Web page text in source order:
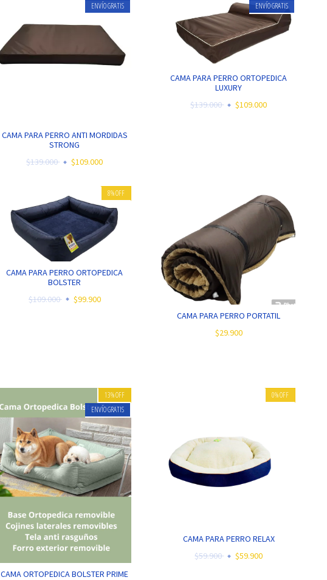
ENVÍO GRATIS
CAMA PARA PERRO ANTI MORDIDAS
STRONG
$139.000
$109.000
ENVÍO GRATIS
CAMA PARA PERRO ORTOPEDICA
LUXURY
$139.000
$109.000
8%OFF
CAMA PARA PERRO ORTOPEDICA
BOLSTER
$109.000
$99.900
CAMA PARA PERRO PORTATIL
$29.900
13%OFF
ENVÍO GRATIS
CAMA ORTOPEDICA BOLSTER PRIME
0%OFF
CAMA PARA PERRO RELAX
$59.900
$59.900